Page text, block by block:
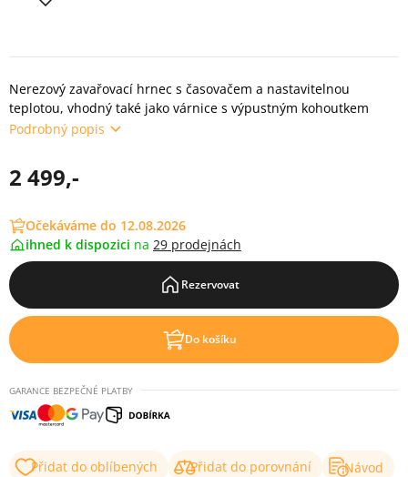
Nerezový zavařovací hrnec s časovačem a nastavitelnou
teplotou, vhodný také jako várnice s výpustným kohoutkem
Podrobný popis
2 499,-
Očekáváme do 12.08.2026
ihned k dispozici na 29 prodejnách
Rezervovat
Do košíku
GARANCE BEZPEČNÉ PLATBY
Přidat do oblíbených Přidat do porovnání
Návod